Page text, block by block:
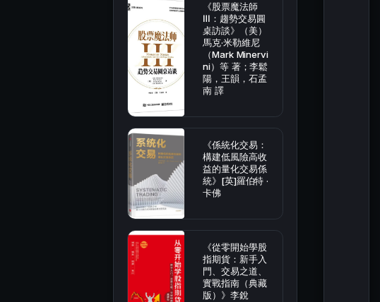
《股票魔法師
Ⅲ：趨勢交易圓
桌訪談》（美）
馬克·米勒維尼
（Mark Minervi
ni）等 著；李鬆
陽，王韻，石孟
南 譯
《係統化交易：
構建低風險高收
益的量化交易係
統》[英]羅伯特 ·
卡佛
《從零開始學股
指期貨：新手入
門、交易之道、
實戰指南（典藏
版）》李銳